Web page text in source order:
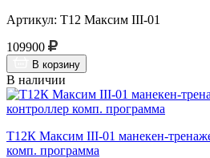
Артикул: Т12 Максим III-01
109900
В корзину
В наличии
Т12К Максим III-01 манекен-
комп. программа